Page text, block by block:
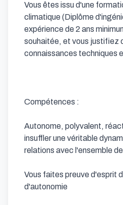
Vous êtes issu d'une
climatique (Diplôme
expérience de 2 ans
souhaitée, et vous justifiez
connaissances techniques
Compétences :
Autonome, polyvalent,
insuffler une véritable
relations avec l'ensemble
Vous faites preuve d'esprit
d'autonomie